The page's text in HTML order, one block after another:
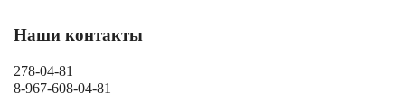
Наши контакты
278-04-81
8-967-608-04-81